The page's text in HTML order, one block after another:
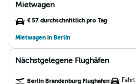
Mietwagen
€ 57 durchschnittlich pro Tag
Mietwagen in Berlin
Nächstgelegene Flughäfen
Berlin Brandenburg Flughafen